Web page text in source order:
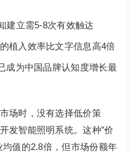
建立需5-8次有效触达
植入效率比文字信息高4倍
成为中国品牌认知度增长最
场时，没有选择低价策
发智能照明系统。这种”价
值的2.8倍，但市场份额年